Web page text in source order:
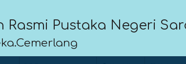
Rasmi Pustaka Negeri